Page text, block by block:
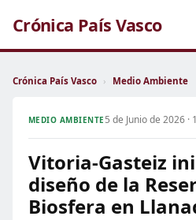
Crónica País Vasco
Crónica País Vasco › Medio Ambiente
MEDIO AMBIENTE 5 de Junio de 2026 ·
Vitoria-Gasteiz
diseño de la
Biosfera en